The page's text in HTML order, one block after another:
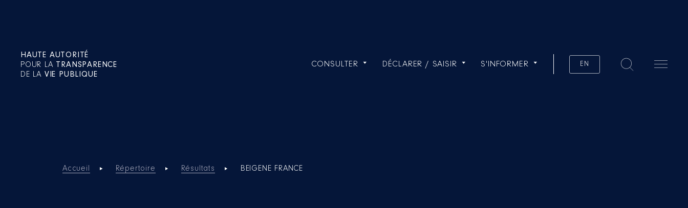
HAUTE AUTORITÉ
POUR LA TRANSPARENCE
DE LA VIE PUBLIQUE
CONSULTER DÉCLARER / SAISIR S'INFORMER EN
Accueil Répertoire Résultats BEIGENE FRANCE